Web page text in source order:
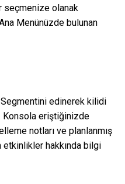
seçmenize olanak
Menünüzde bulunan
edinerek kilidi
Konsola eriştiğinizde
notları ve planlanmış
etkinlikler hakkında bilgi